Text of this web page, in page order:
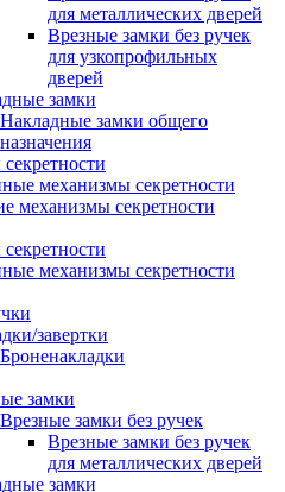
для металлических дверей
Врезные замки без ручек
для узкопрофильных
дверей
замки
Накладные замки общего
назначения
механизмы секретности
механизмы секретности
механизмы секретности
завертки
Броненакладки
замки
Врезные замки без ручек
Врезные замки без ручек
для металлических дверей
замки